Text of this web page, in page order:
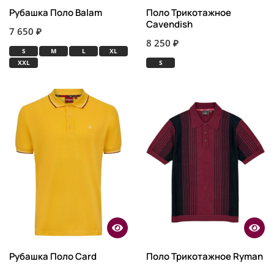
Рубашка Поло Balam
7 650 ₽
S M L
XL
XXL
Поло Трикотажное
Cavendish
8 250 ₽
S
Рубашка Поло Card Поло Трикотажное Ryman